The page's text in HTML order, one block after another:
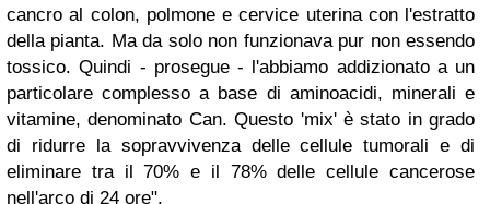
cancro al colon, polmone e cervice uterina con l'estratto
della pianta. Ma da solo non funzionava pur non essendo
tossico. Quindi - prosegue - l'abbiamo addizionato a un
particolare complesso a base di aminoacidi, minerali e
vitamine, denominato Can. Questo 'mix' è stato in grado
di ridurre la sopravvivenza delle cellule tumorali e di
eliminare tra il 70% e il 78% delle cellule cancerose
nell'arco di 24 ore".